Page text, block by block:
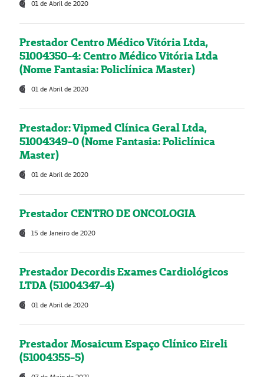
01 de Abril de 2020
Prestador Centro Médico Vitória Ltda,
51004350-4: Centro Médico Vitória Ltda
(Nome Fantasia: Policlínica Master)
01 de Abril de 2020
Prestador: Vipmed Clínica Geral Ltda,
51004349-0 (Nome Fantasia: Policlínica
Master)
01 de Abril de 2020
Prestador CENTRO DE ONCOLOGIA
15 de Janeiro de 2020
Prestador Decordis Exames Cardiológicos
LTDA (51004347-4)
01 de Abril de 2020
Prestador Mosaicum Espaço Clínico Eireli
(51004355-5)